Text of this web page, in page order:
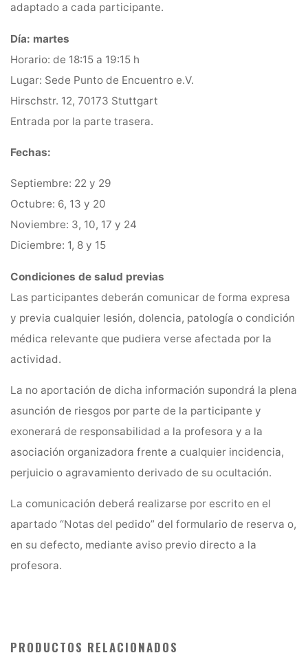
adaptado a cada participante.
Día: martes
Horario: de 18:15 a 19:15 h
Lugar: Sede Punto de Encuentro e.V.
Hirschstr. 12, 70173 Stuttgart
Entrada por la parte trasera.
Fechas:
Septiembre: 22 y 29
Octubre: 6, 13 y 20
Noviembre: 3, 10, 17 y 24
Diciembre: 1, 8 y 15
Condiciones de salud previas
Las participantes deberán comunicar de forma expresa
y previa cualquier lesión, dolencia, patología o condición
médica relevante que pudiera verse afectada por la
actividad.
La no aportación de dicha información supondrá la plena
asunción de riesgos por parte de la participante y
exonerará de responsabilidad a la profesora y a la
asociación organizadora frente a cualquier incidencia,
perjuicio o agravamiento derivado de su ocultación.
La comunicación deberá realizarse por escrito en el
apartado “Notas del pedido” del formulario de reserva o,
en su defecto, mediante aviso previo directo a la
profesora.
PRODUCTOS RELACIONADOS